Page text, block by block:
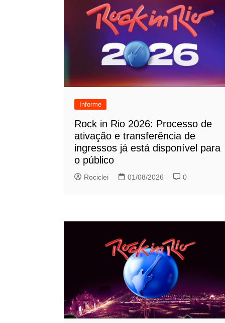
Informe
Rock in Rio 2026: Processo de
ativação e transferência de
ingressos já está disponível para
o público
Rociclei 01/08/2026 0